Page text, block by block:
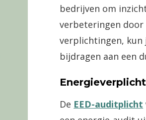
bedrijven om
verbeteringen door
verplichtingen, kun
bijdragen aan een
De EED-auditplicht